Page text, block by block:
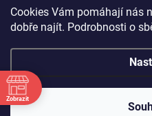
Cookies Vám pomáhají nás
dobře najít. Podrobnosti o
BrillBird Academy Nehtové
BrillBird
Zobrazit